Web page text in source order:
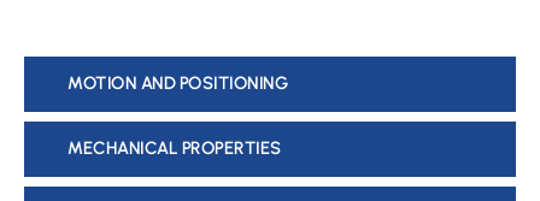
MOTION AND POSITIONING
MECHANICAL PROPERTIES